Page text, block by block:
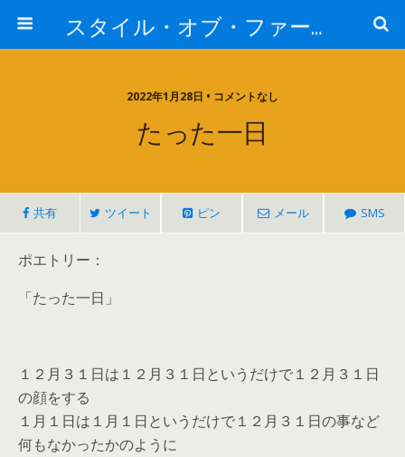
スタイル・オブ・ファー・イースト
2022年1月28日 • コメントなし
たった一日
共有 ツイート ピン メール SMS
ポエトリー：
「たった一日」
１２月３１日は１２月３１日というだけで１２月３１日
の顔をする
１月１日は１月１日というだけで１２月３１日の事など
何もなかったかのように